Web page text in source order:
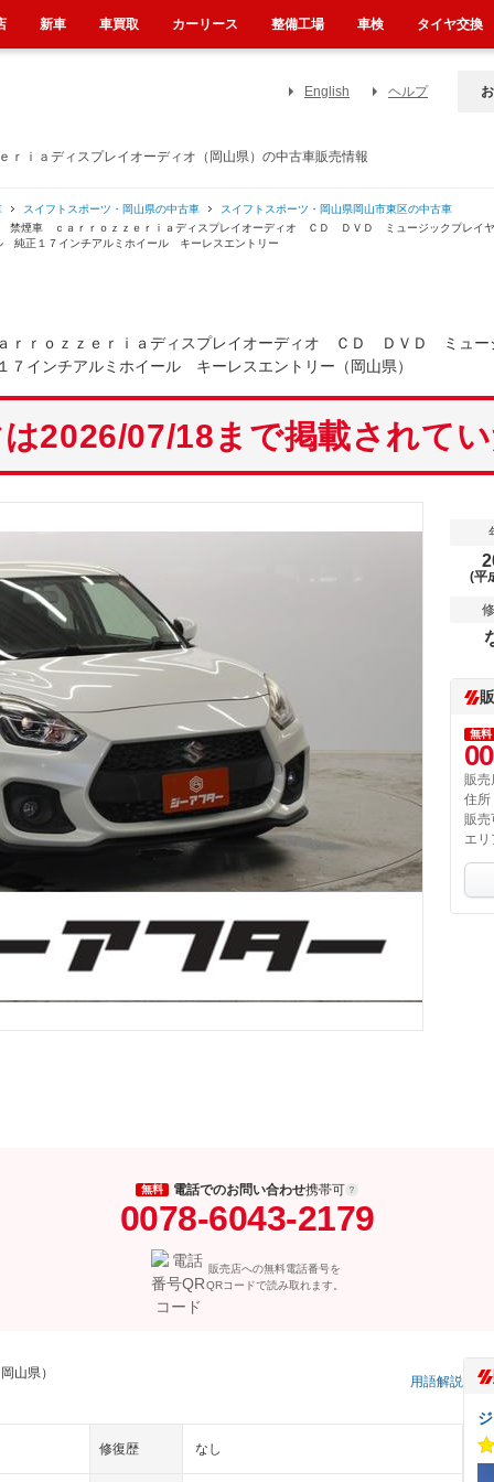
ｉａディスプレイオーディオ（岡山県）の中古車販売情報
English ヘルプ
スイフトスポーツ・岡山県の中古車
スイフトスポーツ・岡山県岡山市東区の中古車
禁煙車 ｃａｒｒｏｚｚｅｒｉａディスプレイオーディオ ＣＤ ＤＶＤ ミュージックプレイ
正１７インチアルミホイール キーレスエントリー
ｒｏｚｚｅｒｉａディスプレイオーディオ ＣＤ ＤＶＤ ミュー
インチアルミホイール キーレスエントリー（岡山県）
2026/07/18まで掲載されて
(平
無料
販売
住所
販売
エリ
無料 電話でのお問い合わせ携帯可
0078-6043-2179
販売店への無料電話番号を
QRコードで読み取れます。
山県）
用語解説
修復歴 なし
新車 車買取 カーリース 整備工場 車検 タイヤ交換